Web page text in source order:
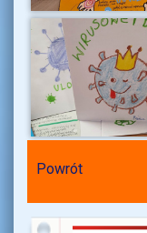
Powrót